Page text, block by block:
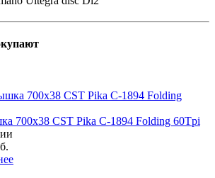
700x38 CST Pika C-1894 Folding 60Tpi